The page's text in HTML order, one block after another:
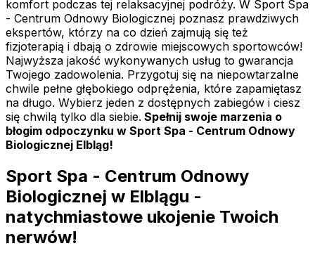
komfort podczas tej relaksacyjnej podróży. W Sport Spa
- Centrum Odnowy Biologicznej poznasz prawdziwych
ekspertów, którzy na co dzień zajmują się też
fizjoterapią i dbają o zdrowie miejscowych sportowców!
Najwyższa jakość wykonywanych usług to gwarancja
Twojego zadowolenia. Przygotuj się na niepowtarzalne
chwile pełne głębokiego odprężenia, które zapamiętasz
na długo. Wybierz jeden z dostępnych zabiegów i ciesz
się chwilą tylko dla siebie. Spełnij swoje marzenia o
błogim odpoczynku w Sport Spa - Centrum Odnowy
Biologicznej Elbląg!
Sport Spa - Centrum Odnowy
Biologicznej w Elblągu -
natychmiastowe ukojenie Twoich
nerwów!